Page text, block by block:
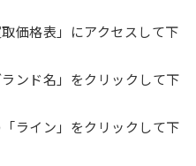
価格表」にアクセスして下
ンド名」をクリックして下
ライン」をクリックして下